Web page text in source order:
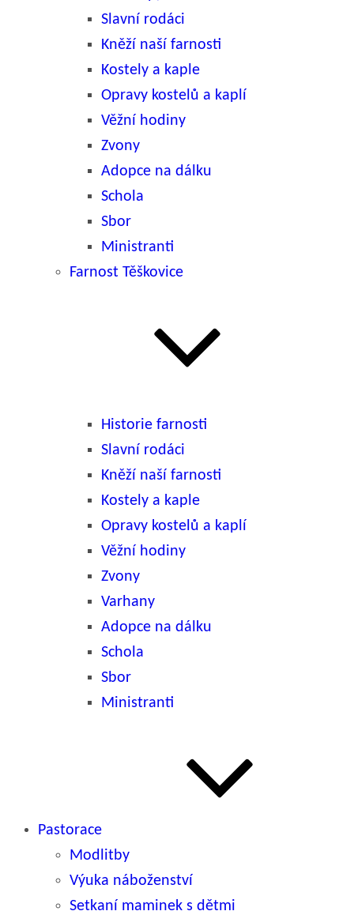
Slavní rodáci
Kněží naší farnosti
Kostely a kaple
Opravy kostelů a kaplí
Věžní hodiny
Zvony
Adopce na dálku
Schola
Sbor
Ministranti
Farnost Těškovice
Historie farnosti
Slavní rodáci
Kněží naší farnosti
Kostely a kaple
Opravy kostelů a kaplí
Věžní hodiny
Zvony
Varhany
Adopce na dálku
Schola
Sbor
Ministranti
Pastorace
Modlitby
Výuka náboženství
Setkaní maminek s dětmi